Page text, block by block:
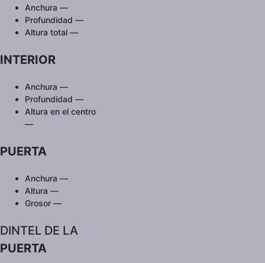
Anchura —
Profundidad —
Altura total —
INTERIOR
Anchura —
Profundidad —
Altura en el centro
—
PUERTA
Anchura —
Altura —
Grosor —
DINTEL DE LA
PUERTA